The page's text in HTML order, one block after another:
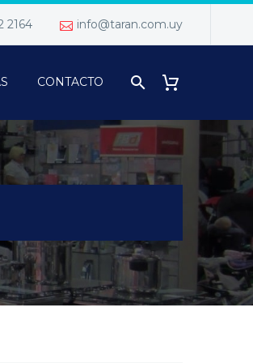
2164 info@taran.com.uy
CONTACTO